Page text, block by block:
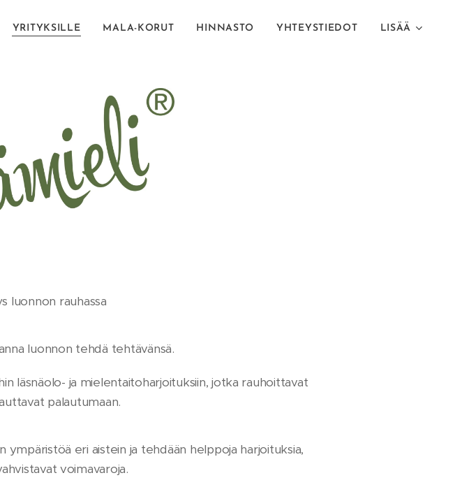
YRITYKSILLE MALA-KORUT HINNASTO YHTEYSTIEDOT LISÄÄ
luonnon rauhassa
luonnon tehdä tehtävänsä.
läsnäolo- ja mielentaitoharjoituksiin, jotka rauhoittavat
palautumaan.
ympäristöä eri aistein ja tehdään helppoja harjoituksia,
voimavaroja.